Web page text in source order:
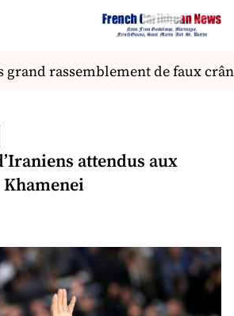
rassemblement de faux
attendus aux